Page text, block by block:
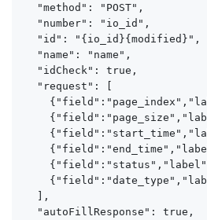
  "method": "POST",
  "number": "io_id",
  "id": "{io_id}{modified}",
  "name": "name",
  "idCheck": true,
  "request": [
  ],
  "autoFillResponse": true,